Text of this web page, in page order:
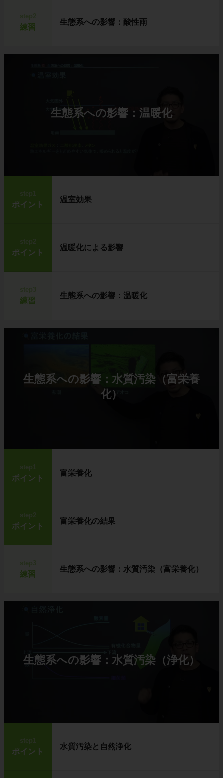
練習
生態系への影響：酸性雨
生態系への影響：温暖化
step1
ポイント
温室効果
step2
ポイント
温暖化による影響
練習
生態系への影響：温暖化
生態系への影響：水質汚染（富栄養
化）
step1
ポイント
富栄養化
step2
ポイント
富栄養化の結果
練習
生態系への影響：水質汚染（富栄養化）
生態系への影響：水質汚染（浄化）
step1
ポイント
水質汚染と自然浄化